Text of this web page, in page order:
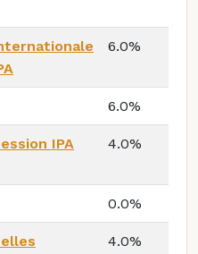
6.0%
6.0%
IPA 4.0%
0.0%
4.0%